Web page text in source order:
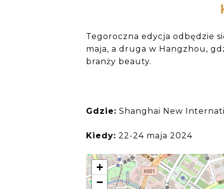
Tegoroczna edycja odbędzie
maja, a druga w Hangzhou,
branży beauty.
Gdzie: Shanghai New
Kiedy: 22-24 maja 2024
+
−